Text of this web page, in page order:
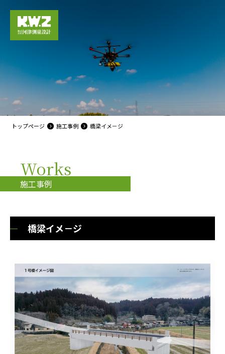
トップページ 施工事例 橋梁イメ－ジ
Works
施工事例
橋梁イメ－ジ